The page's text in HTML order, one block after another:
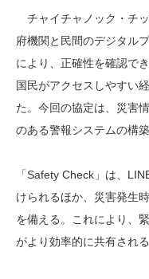
チャイチャノック・チ
府機関と民間のデジタル
により、正確性を確認で
国民がアクセスしやすい
た。今回の協定は、災害
のある警報システムの構
「Safety Check」は、
けられるほか、災害発生
を備える。これにより、
がより効率的に共有される